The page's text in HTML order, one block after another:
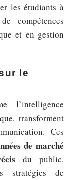
les étudiants à
compétences
et en gestion
le
l’intelligence
transforment
Ces
de marché
du public.
stratégies de